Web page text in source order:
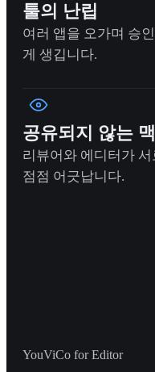
툴의 난립
여러 앱을 오가며 승
게 생깁니다.
공유되지 않는
리뷰어와 에디터가
점점 어긋납니다.
YouViCo for Editor